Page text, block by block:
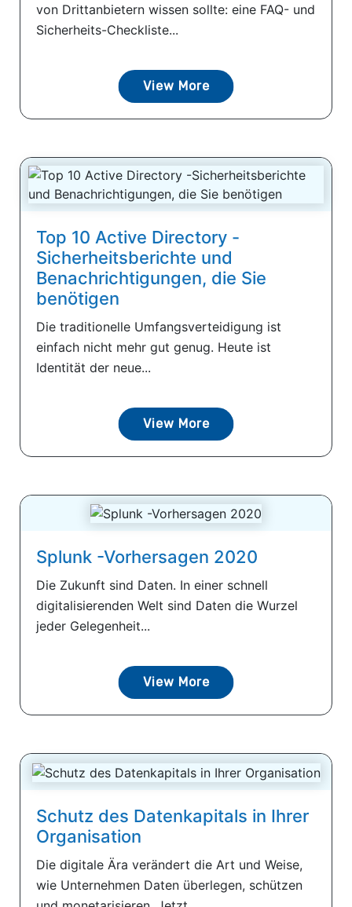
von Drittanbietern wissen sollte: eine FAQ- und
Sicherheits-Checkliste...
View More
Top 10 Active Directory -
Sicherheitsberichte und
Benachrichtigungen, die Sie
benötigen
Die traditionelle Umfangsverteidigung ist
einfach nicht mehr gut genug. Heute ist
Identität der neue...
View More
Splunk -Vorhersagen 2020
Die Zukunft sind Daten. In einer schnell
digitalisierenden Welt sind Daten die Wurzel
jeder Gelegenheit...
View More
Schutz des Datenkapitals in Ihrer
Organisation
Die digitale Ära verändert die Art und Weise,
wie Unternehmen Daten überlegen, schützen